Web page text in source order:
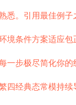
悉。引用最佳例
境条件方案适应
一步极尽简化你
四经典态常模持